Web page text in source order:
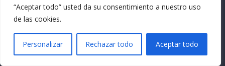
“Aceptar todo” usted da su consentimiento a nuestro uso
de las cookies.
Personalizar Rechazar todo Aceptar todo
Horario Mañana: De Lunes a Viernes
Horario Tarde: De Lunes a Jueves
16:30 a 18:30